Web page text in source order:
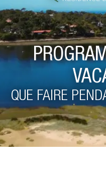
QUE FAIRE